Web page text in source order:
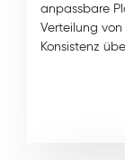
anpassbare
Verteilung
Konsistenz